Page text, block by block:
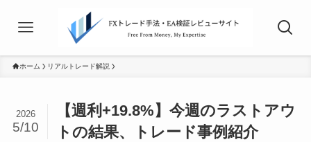
ホーム リアルトレード解説
【週利+19.8%】今週のラストアウ
トの結果、トレード事例紹介
2026
5/10